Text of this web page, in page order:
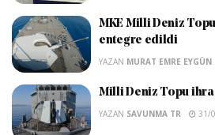
MKE Milli Deniz Topu
entegre edildi
YAZAN MURAT EMRE EYGÜN
Milli Deniz Topu
YAZAN SAVUNMA TR 31/